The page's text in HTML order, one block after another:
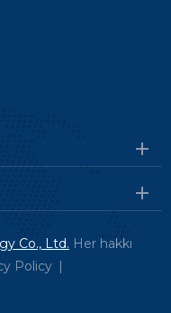
Co., Ltd. Her hakkı
Policy |